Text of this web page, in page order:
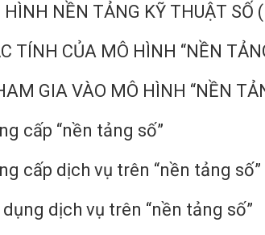
HÌNH NỀN TẢNG KỸ THUẬT SỐ
TÍNH CỦA MÔ HÌNH “NỀN
GIA VÀO MÔ HÌNH “NỀN
cấp “nền tảng số”
cấp dịch vụ trên “nền tảng số”
dụng dịch vụ trên “nền tảng số”